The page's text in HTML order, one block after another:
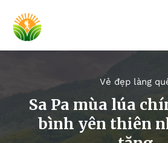
Vẻ đẹp làng
Sa Pa mùa lúa
bình yên thiên